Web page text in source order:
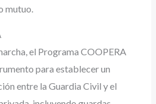
mutuo.
el Programa COOPERA
para establecer un
entre la Guardia Civil y el